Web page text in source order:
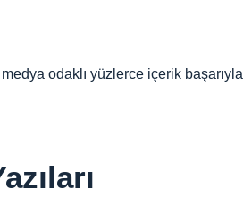
odaklı yüzlerce içerik başarıyla